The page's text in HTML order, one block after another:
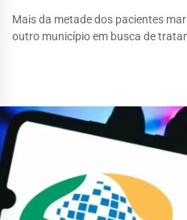
Mais da metade dos pacientes
outro município em busca de